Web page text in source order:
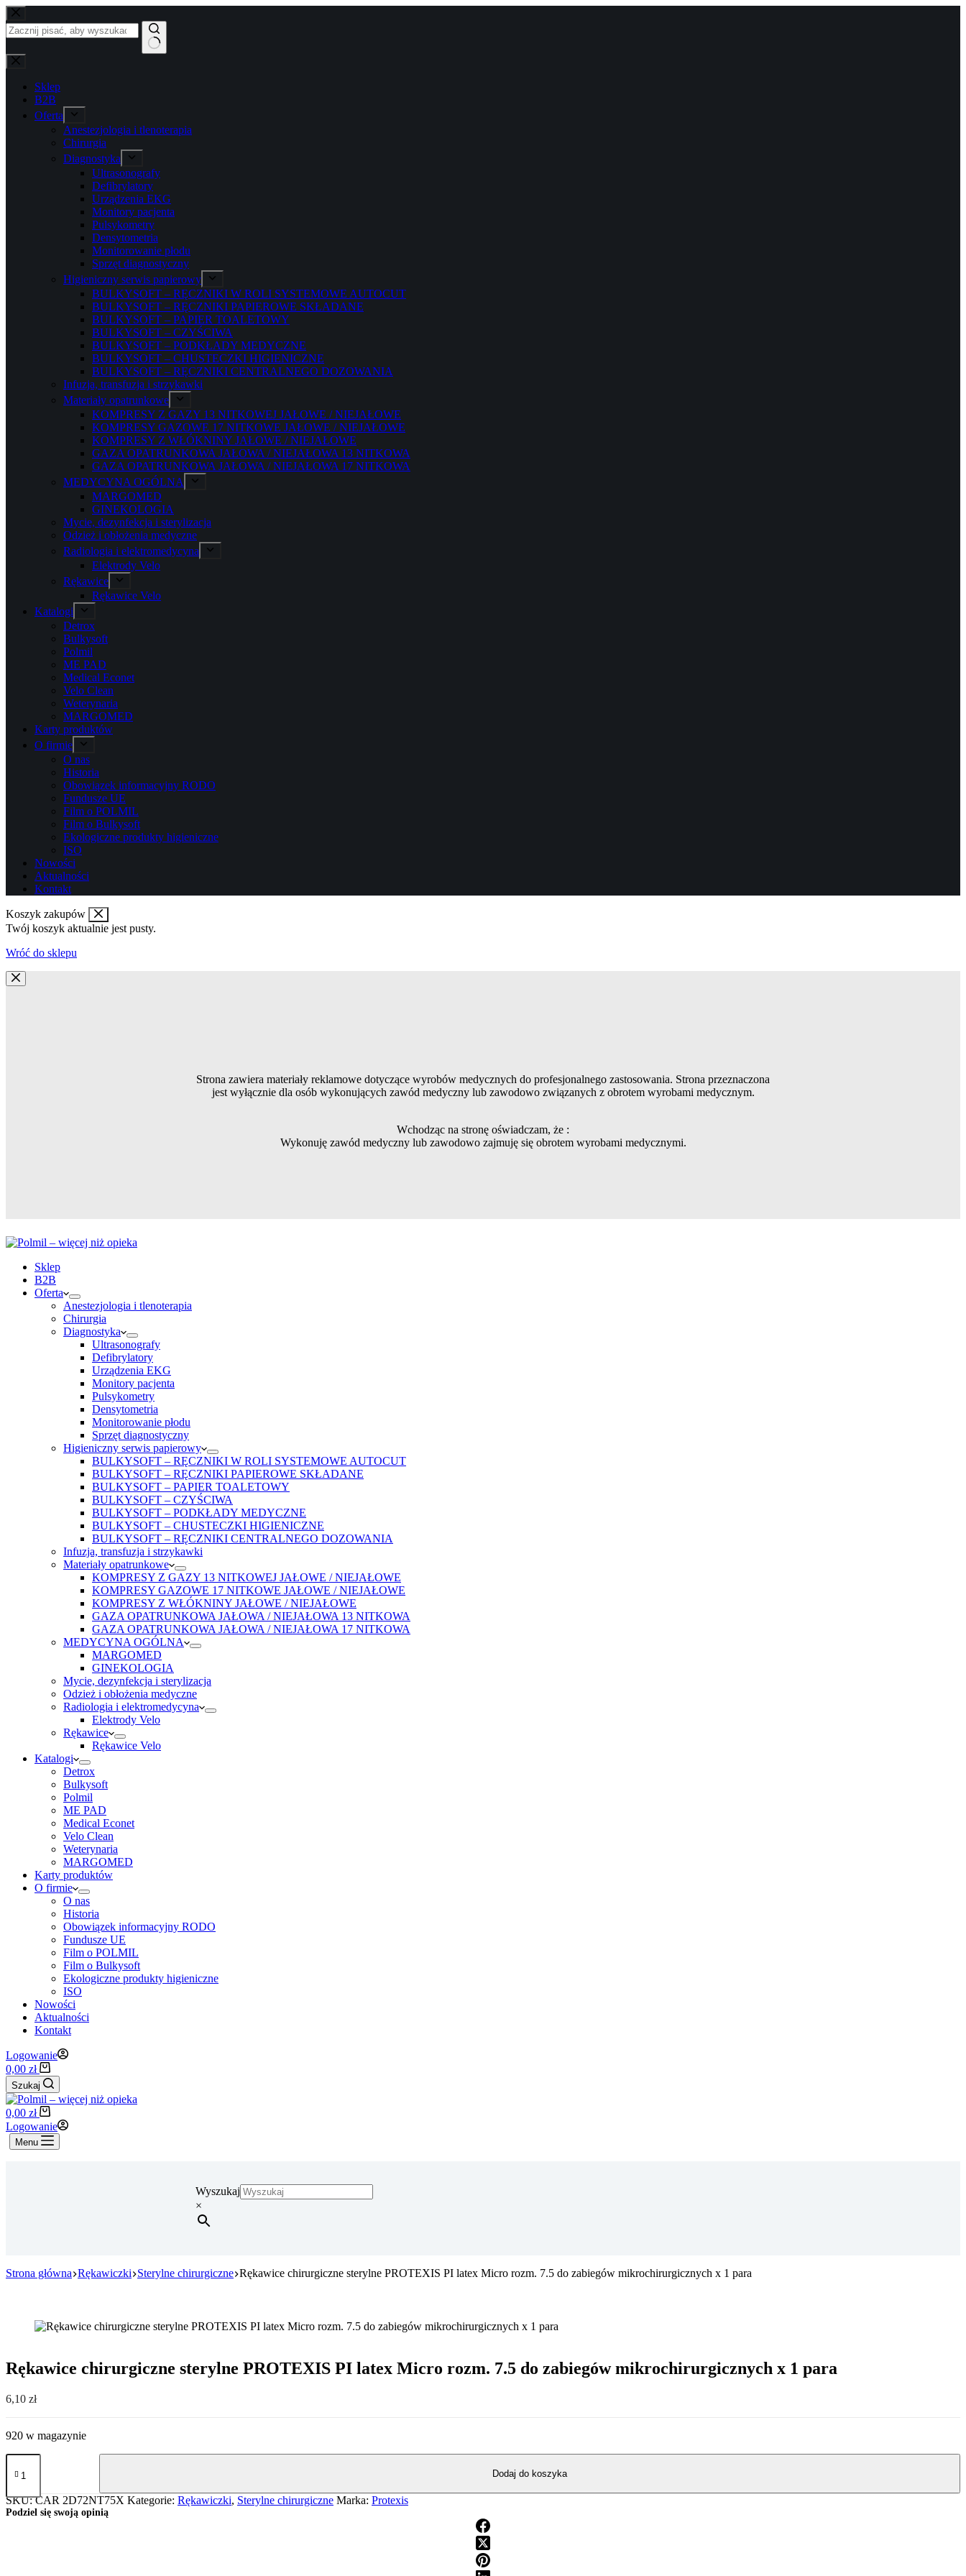
Przejdź
do
treści
Brak
wyników
Sklep
B2B
Oferta
Anestezjologia i tlenoterapia
Chirurgia
Diagnostyka
Ultrasonografy
Defibrylatory
Urządzenia EKG
Monitory pacjenta
Pulsykometry
Densytometria
Monitorowanie płodu
Sprzęt diagnostyczny
Higieniczny serwis papierowy
BULKYSOFT – RĘCZNIKI W ROLI SYSTEMOWE AUTOCUT
BULKYSOFT – RĘCZNIKI PAPIEROWE SKŁADANE
BULKYSOFT – PAPIER TOALETOWY
BULKYSOFT – CZYŚCIWA
BULKYSOFT – PODKŁADY MEDYCZNE
BULKYSOFT – CHUSTECZKI HIGIENICZNE
BULKYSOFT – RĘCZNIKI CENTRALNEGO DOZOWANIA
Infuzja, transfuzja i strzykawki
Materiały opatrunkowe
KOMPRESY Z GAZY 13 NITKOWEJ JAŁOWE / NIEJAŁOWE
KOMPRESY GAZOWE 17 NITKOWE JAŁOWE / NIEJAŁOWE
KOMPRESY Z WŁÓKNINY JAŁOWE / NIEJAŁOWE
GAZA OPATRUNKOWA JAŁOWA / NIEJAŁOWA 13 NITKOWA
GAZA OPATRUNKOWA JAŁOWA / NIEJAŁOWA 17 NITKOWA
MEDYCYNA OGÓLNA
MARGOMED
GINEKOLOGIA
Mycie, dezynfekcja i sterylizacja
Odzież i obłożenia medyczne
Radiologia i elektromedycyna
Elektrody Velo
Rękawice
Rękawice Velo
Katalogi
Detrox
Bulkysoft
Polmil
ME PAD
Medical Econet
Velo Clean
Weterynaria
MARGOMED
Karty produktów
O firmie
O nas
Historia
Obowiązek informacyjny RODO
Fundusze UE
Film o POLMIL
Film o Bulkysoft
Ekologiczne produkty higieniczne
ISO
Nowości
Aktualności
Kontakt
Koszyk zakupów
Twój koszyk aktualnie jest pusty.
Wróć do sklepu
Strona zawiera materiały reklamowe dotyczące wyrobów medycznych do profesjonalnego zastosowania. Strona przeznaczona
jest wyłącznie dla osób wykonujących zawód medyczny lub zawodowo związanych z obrotem wyrobami medycznym.
Wchodząc na stronę oświadczam, że :
Wykonuję zawód medyczny lub zawodowo zajmuję się obrotem wyrobami medycznymi.
Sklep
B2B
Oferta
Anestezjologia i tlenoterapia
Chirurgia
Diagnostyka
Ultrasonografy
Defibrylatory
Urządzenia EKG
Monitory pacjenta
Pulsykometry
Densytometria
Monitorowanie płodu
Sprzęt diagnostyczny
Higieniczny serwis papierowy
BULKYSOFT – RĘCZNIKI W ROLI SYSTEMOWE AUTOCUT
BULKYSOFT – RĘCZNIKI PAPIEROWE SKŁADANE
BULKYSOFT – PAPIER TOALETOWY
BULKYSOFT – CZYŚCIWA
BULKYSOFT – PODKŁADY MEDYCZNE
BULKYSOFT – CHUSTECZKI HIGIENICZNE
BULKYSOFT – RĘCZNIKI CENTRALNEGO DOZOWANIA
Infuzja, transfuzja i strzykawki
Materiały opatrunkowe
KOMPRESY Z GAZY 13 NITKOWEJ JAŁOWE / NIEJAŁOWE
KOMPRESY GAZOWE 17 NITKOWE JAŁOWE / NIEJAŁOWE
KOMPRESY Z WŁÓKNINY JAŁOWE / NIEJAŁOWE
GAZA OPATRUNKOWA JAŁOWA / NIEJAŁOWA 13 NITKOWA
GAZA OPATRUNKOWA JAŁOWA / NIEJAŁOWA 17 NITKOWA
MEDYCYNA OGÓLNA
MARGOMED
GINEKOLOGIA
Mycie, dezynfekcja i sterylizacja
Odzież i obłożenia medyczne
Radiologia i elektromedycyna
Elektrody Velo
Rękawice
Rękawice Velo
Katalogi
Detrox
Bulkysoft
Polmil
ME PAD
Medical Econet
Velo Clean
Weterynaria
MARGOMED
Karty produktów
O firmie
O nas
Historia
Obowiązek informacyjny RODO
Fundusze UE
Film o POLMIL
Film o Bulkysoft
Ekologiczne produkty higieniczne
ISO
Nowości
Aktualności
Kontakt
Logowanie
Koszyk
0,00 zł
Szukaj
Koszyk
0,00 zł
Logowanie
Menu
Wyszukaj
×
Strona główna Rękawiczki Sterylne chirurgiczne Rękawice chirurgiczne sterylne PROTEXIS PI latex Micro rozm. 7.5 do zabiegów mikrochirurgicznych x 1 para
Rękawice chirurgiczne sterylne PROTEXIS PI latex Micro rozm. 7.5 do zabiegów mikrochirurgicznych x 1 para
6,10 zł
920 w magazynie
ilość
Rękawice
sterylne
PROTEXIS
Dodaj do koszyka
SKU:CAR 2D72NT75X Kategorie: Rękawiczki, Sterylne chirurgiczne Marka: Protexis
Podziel się swoją opinią